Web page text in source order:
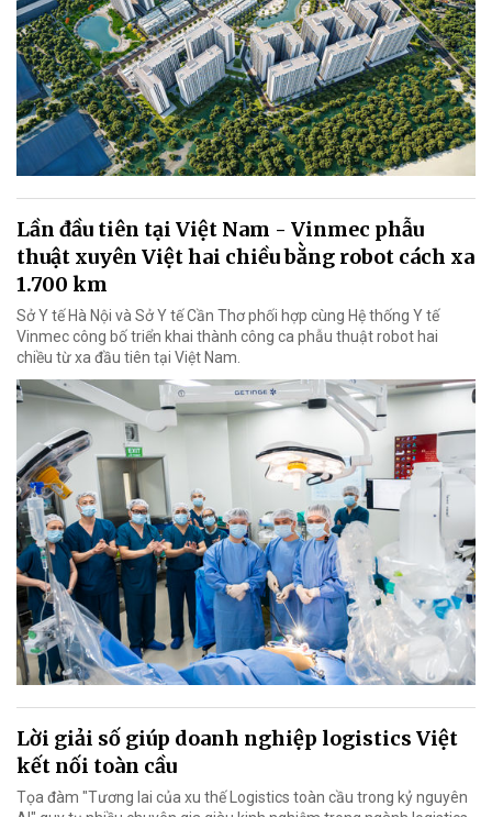
Lần đầu tiên tại Việt Nam - Vinmec phẫu
thuật xuyên Việt hai chiều bằng robot cách xa
1.700 km
Sở Y tế Hà Nội và Sở Y tế Cần Thơ phối hợp cùng Hệ thống Y tế
Vinmec công bố triển khai thành công ca phẫu thuật robot hai
chiều từ xa đầu tiên tại Việt Nam.
Lời giải số giúp doanh nghiệp logistics Việt
kết nối toàn cầu
Tọa đàm "Tương lai của xu thế Logistics toàn cầu trong kỷ nguyên